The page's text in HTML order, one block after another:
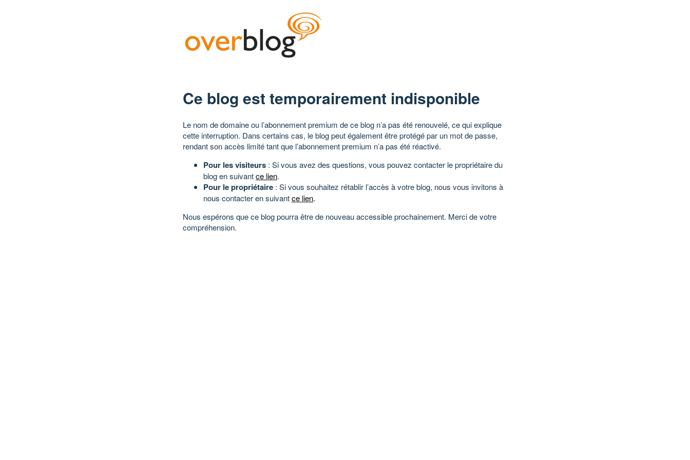
Ce blog est temporairement indisponible
Le nom de domaine ou l’abonnement premium de ce blog n’a pas été renouvelé, ce qui explique
cette interruption. Dans certains cas, le blog peut également être protégé par un mot de passe,
rendant son accès limité tant que l’abonnement premium n’a pas été réactivé.
Pour les visiteurs : Si vous avez des questions, vous pouvez contacter le propriétaire du
blog en suivantce lien.
Pour le propriétaire : Si vous souhaitez rétablir l’accès à votre blog, nous vous invitons à
nous contacter en suivantce lien.
Nous espérons que ce blog pourra être de nouveau accessible prochainement. Merci de votre
compréhension.